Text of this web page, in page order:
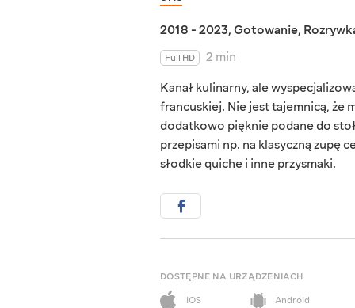
2018 - 2023, Gotowanie,
Full HD
2 min
Kanał kulinarny, ale
francuskiej. Nie jest tajemnicą, że
dodatkowo pięknie podane do
przepisami np. na klasyczną zupę
słodkie quiche i inne przysmaki.
DOSTĘPNE NA URZĄDZENIACH
iOS
Android